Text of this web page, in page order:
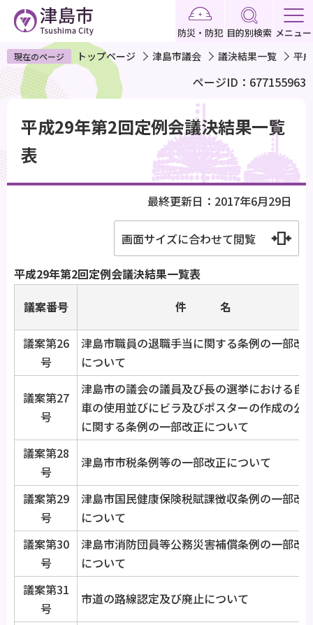
ペ
ー
ジ
で
す
防災・防犯 目的別検索 メニュー
現在のページ トップページ 津島市議会 議決結果一覧 平
ページID：677155963
か
平成29年第2回定例会議決結果一覧
表
最終更新日：2017年6月29日
画面サイズに合わせて閲覧
平成29年第2回定例会議決結果一覧表
議案番号
件 名
議案第26
号
津島市職員の退職手当に関する条例の一部改
について
議案第27
号
津島市の議会の議員及び長の選挙における自
車の使用並びにビラ及びポスターの作成の公
に関する条例の一部改正について
議案第28
号
津島市市税条例等の一部改正について
議案第29
号
津島市国民健康保険税賦課徴収条例の一部改
について
議案第30
号
津島市消防団員等公務災害補償条例の一部改
について
議案第31
号
市道の路線認定及び廃止について